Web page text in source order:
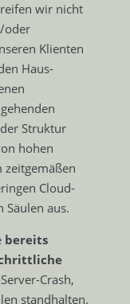
wir nicht
oder
Klienten
Haus-
Struktur
hohen
zeitgemäßen
Cloud-
Säulen aus.
bereits
Crash,
standhalten.